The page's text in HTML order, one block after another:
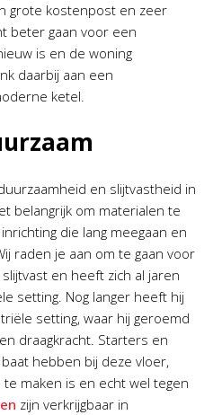
grote kostenpost en zeer
beter gaan voor een
is en de woning
daarbij aan een
ketel.
en slijtvastheid in
belangrijk om materialen te
die lang meegaan en
raden je aan om te gaan voor
en heeft zich al jaren
setting. Nog langer heeft hij
setting, waar hij geroemd
draagkracht. Starters en
hebben bij deze vloer,
maken is en echt wel tegen
zijn verkrijgbaar in